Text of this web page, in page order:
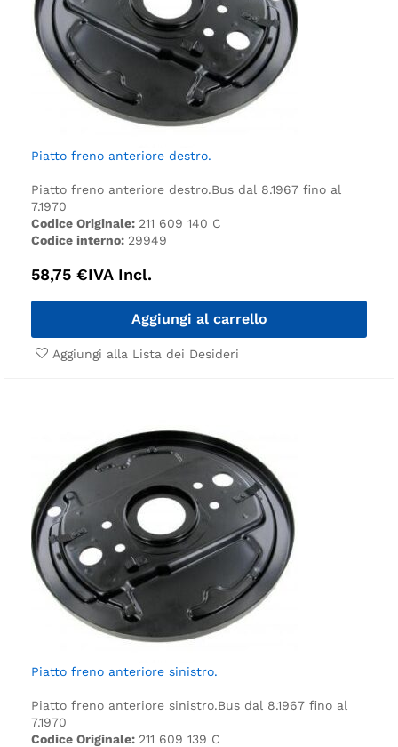
Piatto freno anteriore destro.
Piatto freno anteriore destro.Bus dal 8.1967 fino al
7.1970
Codice Originale: 211 609 140 C
Codice interno: 29949
58,75 €IVA Incl.
Aggiungi al carrello
Aggiungi alla Lista dei Desideri
Piatto freno anteriore sinistro.
Piatto freno anteriore sinistro.Bus dal 8.1967 fino al
7.1970
Codice Originale: 211 609 139 C